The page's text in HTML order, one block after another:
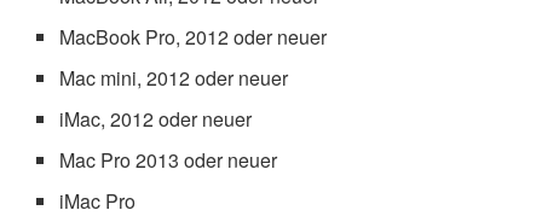
MacBook Pro, 2012 oder neuer
Mac mini, 2012 oder neuer
iMac, 2012 oder neuer
Mac Pro 2013 oder neuer
iMac Pro